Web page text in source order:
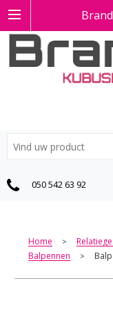
050 542 63 92
Home >
Balpennen >